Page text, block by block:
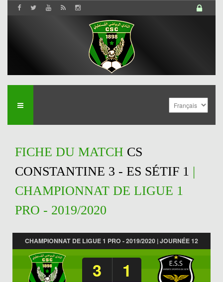
FICHE DU MATCH CS
CONSTANTINE 3 - ES SÉTIF 1 |
CHAMPIONNAT DE LIGUE 1
PRO - 2019/2020
CHAMPIONNAT DE LIGUE 1 PRO - 2019/2020 | JOURNÉE 12
3 1